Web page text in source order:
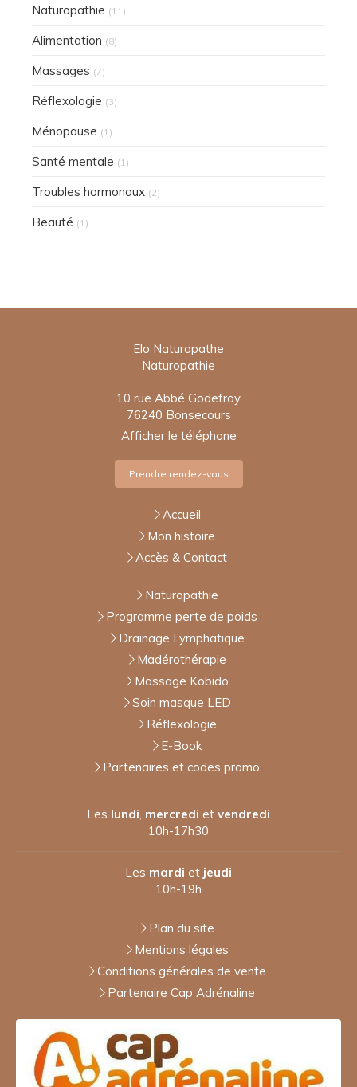
Naturopathie (11)
Alimentation (8)
Massages (7)
Réflexologie (3)
Ménopause (1)
Santé mentale (1)
Troubles hormonaux (2)
Beauté (1)
Elo Naturopathe
Naturopathie
10 rue Abbé Godefroy
76240 Bonsecours
Afficher le téléphone
Prendre rendez-vous
Accueil
Mon histoire
Accès & Contact
Naturopathie
Programme perte de poids
Drainage Lymphatique
Madérothérapie
Massage Kobido
Soin masque LED
Réflexologie
E-Book
Partenaires et codes promo
Les lundi, mercredi et vendredi
10h-17h30
Les mardi et jeudi
10h-19h
Plan du site
Mentions légales
Conditions générales de vente
Partenaire Cap Adrénaline